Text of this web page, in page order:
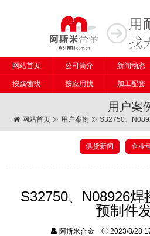
网站首页 公司简介 新闻动态
按腐蚀找 按应用找 加工配套
用户案
网站首页 用户案例 S32750、
供货新闻 企业
S32750、N08926
预制件
阿斯米合金 2023/8/28